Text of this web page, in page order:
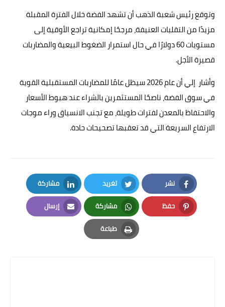
وتوقع رئيس شعبة الذهب أن تشهد الفضة خلال الفترة المقبلة
مزيدًا من التقلبات العنيفة، مرجحًا إمكانية تراجع الأوقية إلى
مستويات 60 دولارًا في حال استمرار الضغوط البيعية والمضاربات
قصيرة الأجل.
وأشار إلي أن عام 2026 سيظل عامًا للمضاربات المستقبلية القوية
في سوق الفضة، ناصحًا المستثمرين بالشراء عند هبوط الأسعار
والاحتفاظ بالمعدن لفترات طويلة، مع تجنب الانسياق وراء موجات
الارتفاع السريعة التي قد تعقبها تصحيحات حادة.
نشر
Facebook
تغريد
Twitter
مشاركة
LinkedIn
حفظ
Pinterest
مشاركة
Whatsapp
إرسال
Email
طباعة
Print